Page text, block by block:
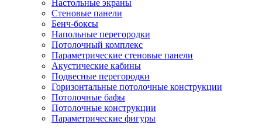
Настольные экраны
Стеновые панели
Бенч-боксы
Напольные перегородки
Потолочный комплекс
Параметрические стеновые панели
Акустические кабины
Подвесные перегородки
Горизонтальные потолочные конструкции
Потолочные бафы
Потолочные конструкции
Параметрические фигуры